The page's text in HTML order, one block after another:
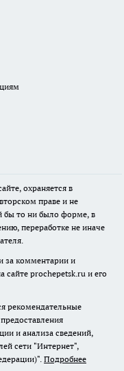
охраняется в
праве и не
бы то ни было форме, в
переработке не иначе
за комментарии и
сайте prochepetsk.ru и его
рекомендательные
и анализа сведений,
сети "Интернет",
Подробнее